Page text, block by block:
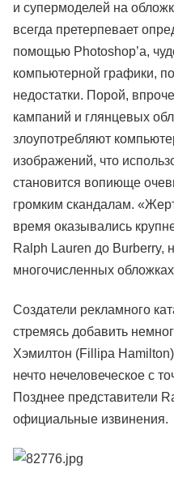
и супермоделей на
всегда претерпевает
помощью Photoshop’а,
компьютерной графики,
недостатки. Порой,
кампаний и глянцевых
злоупотребляют
изображений, что
становится вопиюще
громким скандалам.
время оказывались
Ralph Lauren до Burberry,
многочисленных
Создатели рекламного
стремясь добавить
Хэмилтон (Fillipa
нечто нечеловеческое с
Позднее представители
официальные извинения.